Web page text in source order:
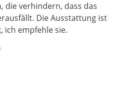
die verhindern, dass das
Die Ausstattung ist
ich empfehle sie.